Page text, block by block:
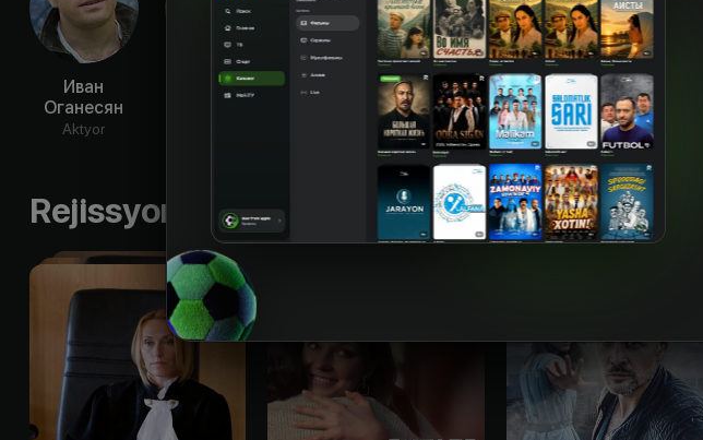
Иван
Оганесян
Aktyor
Александра
Владимир
Крылов
Марина
Доможирова
Aktyor
Виталий
Коваленко
Aktyor
Rejissyorning boshqa ishlari